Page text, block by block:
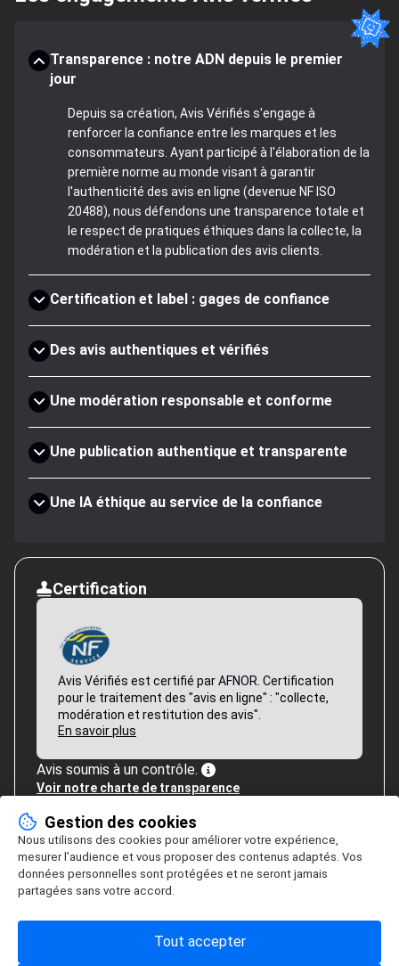
Transparence : notre ADN depuis le premier
jour
Depuis sa création, Avis Vérifiés s'engage à
renforcer la confiance entre les marques et les
consommateurs. Ayant participé à l'élaboration de la
première norme au monde visant à garantir
l'authenticité des avis en ligne (devenue NF ISO
20488), nous défendons une transparence totale et
le respect de pratiques éthiques dans la collecte, la
modération et la publication des avis clients.
Certification et label : gages de confiance
Des avis authentiques et vérifiés
Une modération responsable et conforme
Une publication authentique et transparente
Une IA éthique au service de la confiance
Certification
Avis Vérifiés est certifié par AFNOR. Certification
pour le traitement des "avis en ligne" : "collecte,
modération et restitution des avis".
En savoir plus
Avis soumis à un contrôle.
Voir notre charte de transparence
Gestion des cookies
Nous utilisons des cookies pour améliorer votre expérience,
mesurer l’audience et vous proposer des contenus adaptés. Vos
données personnelles sont protégées et ne seront jamais
partagées sans votre accord.
Tout accepter